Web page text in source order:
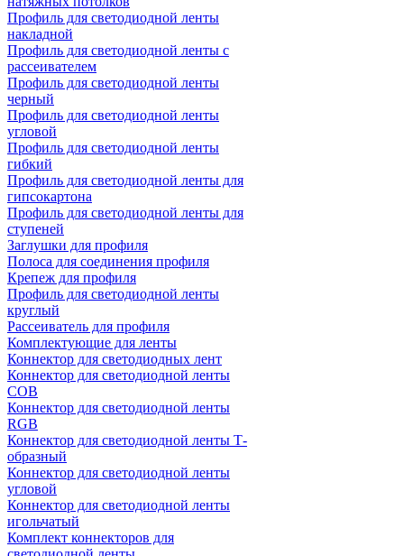
Профиль для светодиодной ленты
накладной
Профиль для светодиодной ленты с
рассеивателем
Профиль для светодиодной ленты
черный
Профиль для светодиодной ленты
угловой
Профиль для светодиодной ленты
гибкий
Профиль для светодиодной ленты для
гипсокартона
Профиль для светодиодной ленты для
ступеней
Заглушки для профиля
Полоса для соединения профиля
Крепеж для профиля
Профиль для светодиодной ленты
круглый
Рассеиватель для профиля
Комплектующие для ленты
Коннектор для светодиодных лент
Коннектор для светодиодной ленты
COB
Коннектор для светодиодной ленты
RGB
Коннектор для светодиодной ленты Т-
образный
Коннектор для светодиодной ленты
угловой
Коннектор для светодиодной ленты
игольчатый
Комплект коннекторов для